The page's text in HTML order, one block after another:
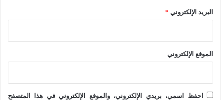
2
س
ب
ل
البريد الإلكتروني *
الموقع الإلكتروني
احفظ اسمي، بريدي الإلكتروني، والموقع الإلكتروني في هذا المتصفح